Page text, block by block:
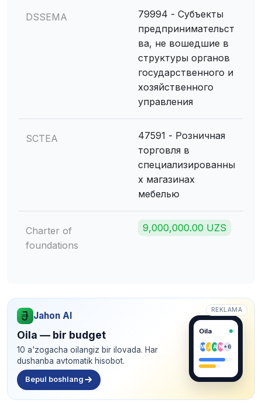
DSSEMA
79994 - Субъекты
предпринимательст
ва, не вошедшие в
структуры органов
государственного и
хозяйственного
управления
SCTEA
47591 - Розничная
торговля в
специализированны
х магазинах
мебелью
Charter of
foundations
9,000,000.00 UZS
REKLAMA
Jahon AI
Oila — bir budget
10 a'zogacha oilangiz bir ilovada. Har
dushanba avtomatik hisobot.
Bepul boshlang
Oila
M J A N+6